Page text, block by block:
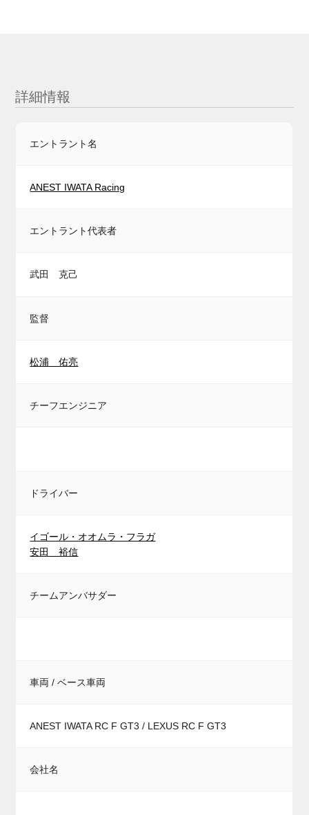
詳細情報
エントラント名
ANEST IWATA Racing
エントラント代表者
武田 克己
監督
松浦 佑亮
チーフエンジニア
ドライバー
イゴール・オオムラ・フラガ
安田 裕信
チームアンバサダー
車両 / ベース車両
ANEST IWATA RC F GT3 / LEXUS RC F GT3
会社名